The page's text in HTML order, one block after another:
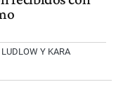
Y KARA